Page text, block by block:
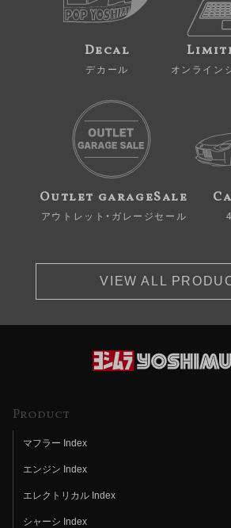
Decal
デカール オンライン
Outlet garageSale
アウトレット・ガレージセール
VIEW ALL
Product
マフラー Index
エンジン Index
エレクトリカル Index
シャーシ Index